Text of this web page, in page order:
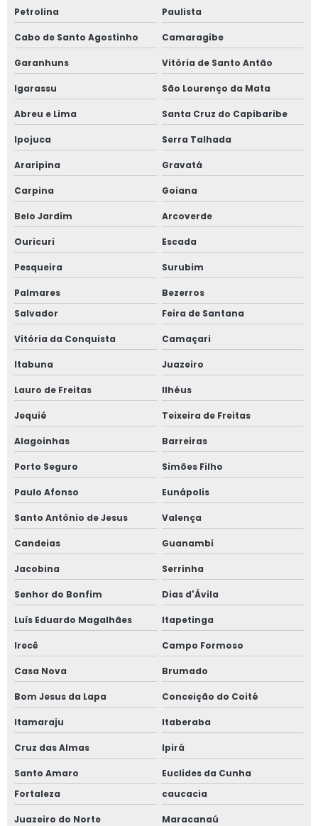
Petrolina Paulista
Cabo de Santo Agostinho Camaragibe
Garanhuns Vitória de Santo Antão
Igarassu São Lourenço da Mata
Abreu e Lima Santa Cruz do Capibaribe
Ipojuca Serra Talhada
Araripina Gravatá
Carpina Goiana
Belo Jardim Arcoverde
Ouricuri Escada
Pesqueira Surubim
Palmares
Bezerros
Salvador
Feira de Santana
Vitória da Conquista Camaçari
Itabuna Juazeiro
Lauro de Freitas Ilhéus
Jequié Teixeira de Freitas
Alagoinhas Barreiras
Porto Seguro Simões Filho
Paulo Afonso Eunápolis
Santo Antônio de Jesus Valença
Candeias Guanambi
Jacobina Serrinha
Senhor do Bonfim Dias d'Ávila
Luís Eduardo Magalhães Itapetinga
Irecê Campo Formoso
Casa Nova Brumado
Bom Jesus da Lapa Conceição do Coité
Itamaraju Itaberaba
Cruz das Almas Ipirá
Santo Amaro
Euclides da Cunha
Fortaleza
caucacia
Juazeiro do Norte Maracanaú